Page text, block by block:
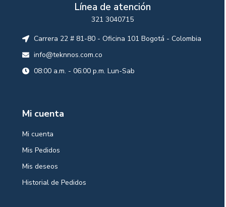
Línea de atención
321 3040715
Carrera 22 # 81-80 - Oficina 101 Bogotá - Colombia
info@teknnos.com.co
08:00 a.m. - 06:00 p.m. Lun-Sab
Mi cuenta
Mi cuenta
Mis Pedidos
Mis deseos
Historial de Pedidos